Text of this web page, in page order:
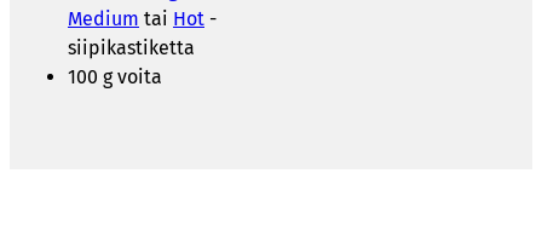
Medium tai Hot -
siipikastiketta
100 g voita